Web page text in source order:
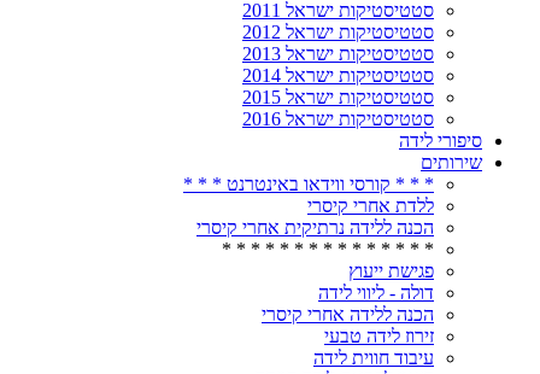
סטטיסטיקות ישראל 2011
סטטיסטיקות ישראל 2012
סטטיסטיקות ישראל 2013
סטטיסטיקות ישראל 2014
סטטיסטיקות ישראל 2015
סטטיסטיקות ישראל 2016
סיפורי לידה
שירותים
* * * קורסי ווידאו באינטרנט * * *
ללדת אחרי קיסרי
הכנה ללידה נרתיקית אחרי קיסרי
* * * * * * * * * * * * * * *
פגישת ייעוץ
דולה - ליווי לידה
הכנה ללידה אחרי קיסרי
זירוז לידה טבעי
עיבוד חווית לידה